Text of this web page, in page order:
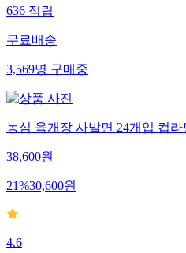
636적립
무료배송
3,569명구매중
농심 육개장 사발면 24개입 컵
38,600원
21%30,600원
4.6